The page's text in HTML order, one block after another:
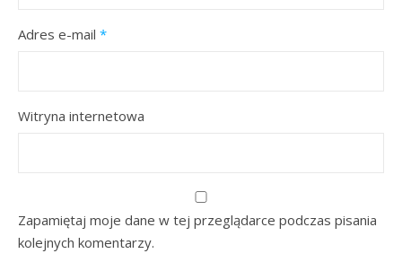
Adres e-mail *
Witryna internetowa
Zapamiętaj moje dane w tej przeglądarce podczas pisania
kolejnych komentarzy.